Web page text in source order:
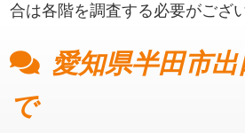
合は各階を調査する必要がござ
愛知県半田市
で